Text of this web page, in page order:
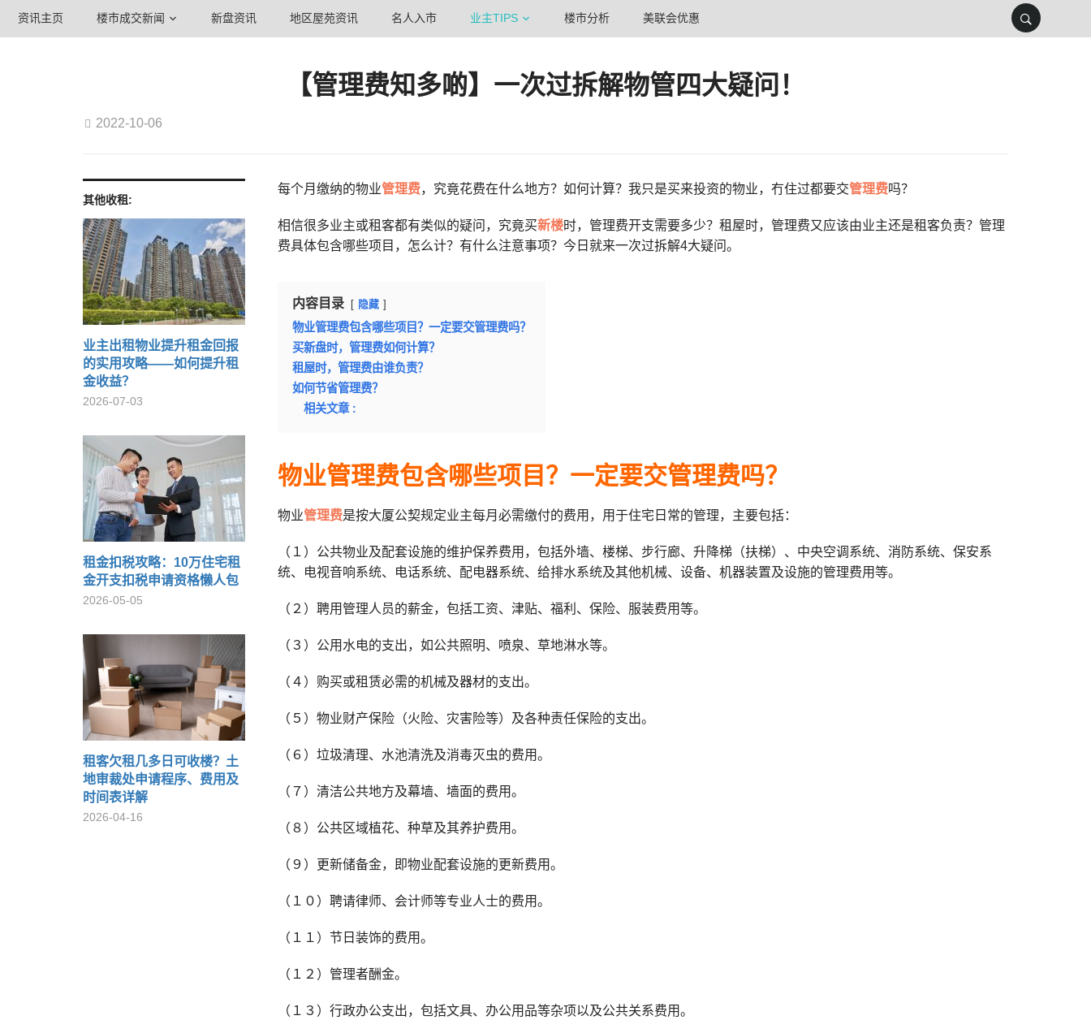
资讯主页 楼市成交新闻 新盘资讯 地区屋苑资讯 名人入市 业主TIPS 楼市分析 美联会优惠
【管理费知多啲】一次过拆解物管四大疑问！
2022-10-06
其他收租:
业主出租物业提升租金回报
的实用攻略——如何提升租
金收益？
2026-07-03
租金扣税攻略：10万住宅租
金开支扣税申请资格懒人包
2026-05-05
租客欠租几多日可收楼？土
地审裁处申请程序、费用及
时间表详解
2026-04-16
每个月缴纳的物业管理费，究竟花费在什么地方？如何计算？我只是买来投资的物业，冇住过都要交管理费吗？
相信很多业主或租客都有类似的疑问，究竟买新楼时，管理费开支需要多少？租屋时，管理费又应该由业主还是租客负责？管理
费具体包含哪些项目，怎么计？有什么注意事项？今日就来一次过拆解4大疑问。
内容目录 隐藏
物业管理费包含哪些项目？一定要交管理费吗？
买新盘时，管理费如何计算？
租屋时，管理费由谁负责？
如何节省管理费？
相关文章 :
物业管理费包含哪些项目？一定要交管理费吗？
物业管理费是按大厦公契规定业主每月必需缴付的费用，用于住宅日常的管理，主要包括：
（１）公共物业及配套设施的维护保养费用，包括外墙、楼梯、步行廊、升降梯（扶梯）、中央空调系统、消防系统、保安系
统、电视音响系统、电话系统、配电器系统、给排水系统及其他机械、设备、机器装置及设施的管理费用等。
（２）聘用管理人员的薪金，包括工资、津贴、福利、保险、服装费用等。
（３）公用水电的支出，如公共照明、喷泉、草地淋水等。
（４）购买或租赁必需的机械及器材的支出。
（５）物业财产保险（火险、灾害险等）及各种责任保险的支出。
（６）垃圾清理、水池清洗及消毒灭虫的费用。
（７）清洁公共地方及幕墙、墙面的费用。
（８）公共区域植花、种草及其养护费用。
（９）更新储备金，即物业配套设施的更新费用。
（１０）聘请律师、会计师等专业人士的费用。
（１１）节日装饰的费用。
（１２）管理者酬金。
（１３）行政办公支出，包括文具、办公用品等杂项以及公共关系费用。